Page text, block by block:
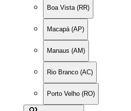
Boa Vista (RR)
Macapá (AP)
Manaus (AM)
Rio Branco (AC)
Porto Velho (RO)